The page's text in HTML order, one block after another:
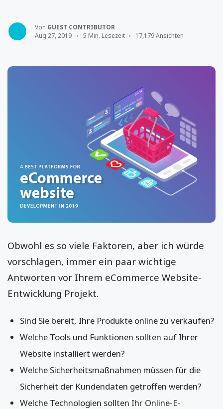
Von GUEST CONTRIBUTOR
Aug 27, 2019
5 Min. Lesezeit 17,179 Ansichten
Obwohl es so viele Faktoren, aber ich würde
vorschlagen, immer ein paar wichtige
Antworten vor Ihrem eCommerce Website-
Entwicklung Projekt.
Sind Sie bereit, Ihre Produkte online zu verkaufen?
Welche Tools und Funktionen sollten auf Ihrer
Website installiert werden?
Welche Sicherheitsmaßnahmen müssen für die
Sicherheit der Kundendaten getroffen werden?
Welche Technologien sollten Ihr Online-E-